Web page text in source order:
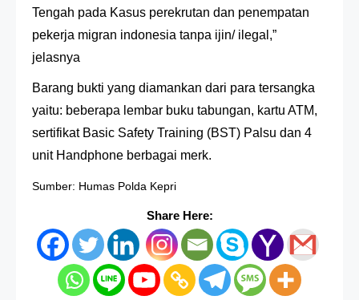
Tengah pada Kasus perekrutan dan penempatan
pekerja migran indonesia tanpa ijin/ ilegal,”
jelasnya
Barang bukti yang diamankan dari para tersangka
yaitu: beberapa lembar buku tabungan, kartu ATM,
sertifikat Basic Safety Training (BST) Palsu dan 4
unit Handphone berbagai merk.
Sumber: Humas Polda Kepri
Share Here: